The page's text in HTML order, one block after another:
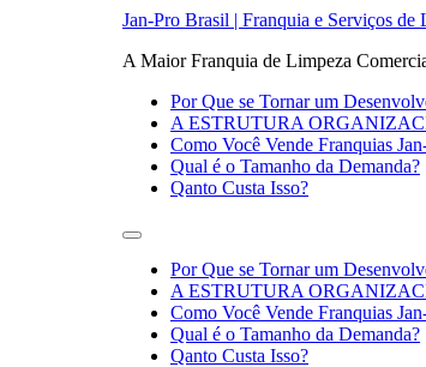
Jan-Pro Brasil | Franquia e Serviços de
A Maior Franquia de Limpeza
Por Que se Tornar um
A ESTRUTURA
Como Você Vende Franquias
Qual é o Tamanho da Demanda?
Qanto Custa Isso?​
Por Que se Tornar um
A ESTRUTURA
Como Você Vende Franquias
Qual é o Tamanho da Demanda?
Qanto Custa Isso?​